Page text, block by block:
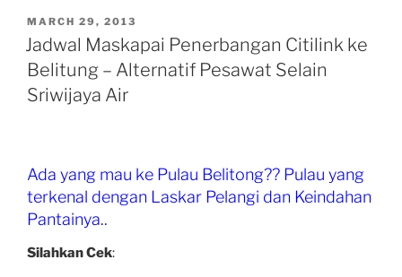
POSTED
ON
MARCH 29, 2013
Jadwal Maskapai Penerbangan Citilink ke
Belitung – Alternatif Pesawat Selain
Sriwijaya Air
Ada yang mau ke Pulau Belitong?? Pulau yang
terkenal dengan Laskar Pelangi dan Keindahan
Pantainya..
Silahkan Cek: